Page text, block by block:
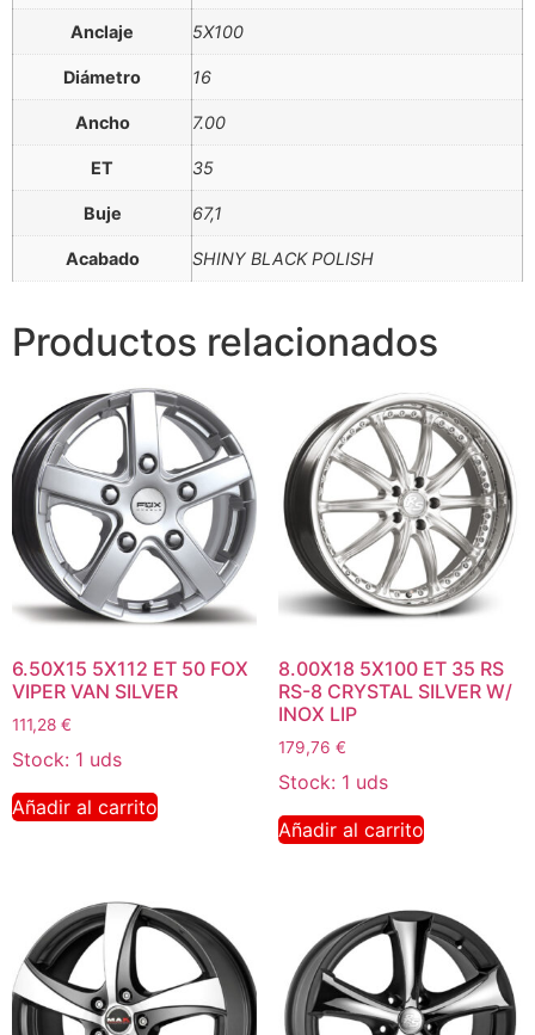
Anclaje 5X100
Diámetro 16
Ancho 7.00
ET 35
Buje 67,1
Acabado SHINY BLACK POLISH
Productos relacionados
6.50X15 5X112 ET 50 FOX
VIPER VAN SILVER
111,28 €
Stock: 1 uds
Añadir al carrito
8.00X18 5X100 ET 35 RS
RS-8 CRYSTAL SILVER W/
INOX LIP
179,76 €
Stock: 1 uds
Añadir al carrito